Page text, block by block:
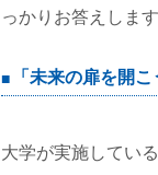
っかりお答えしま
「未来の扉を開
大学が実施してい